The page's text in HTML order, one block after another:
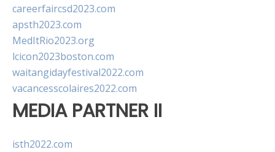
careerfaircsd2023.com
apsth2023.com
MedItRio2023.org
lcicon2023boston.com
waitangidayfestival2022.com
vacancesscolaires2022.com
MEDIA PARTNER II
isth2022.com